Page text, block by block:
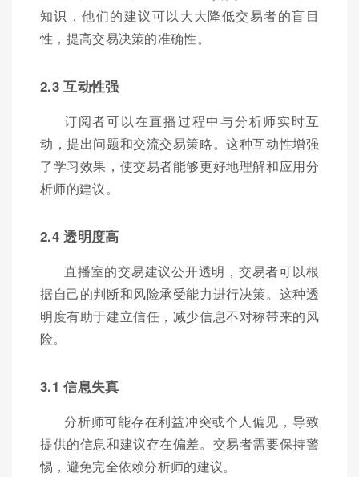
知识，他们的建议可以大大降低交易者的盲目
性，提高交易决策的准确性。
2.3 互动性强
订阅者可以在直播过程中与分析师实时互
动，提出问题和交流交易策略。这种互动性增强
了学习效果，使交易者能够更好地理解和应用分
析师的建议。
2.4 透明度高
直播室的交易建议公开透明，交易者可以根
据自己的判断和风险承受能力进行决策。这种透
明度有助于建立信任，减少信息不对称带来的风
险。
3.1 信息失真
分析师可能存在利益冲突或个人偏见，导致
提供的信息和建议存在偏差。交易者需要保持警
惕，避免完全依赖分析师的建议。